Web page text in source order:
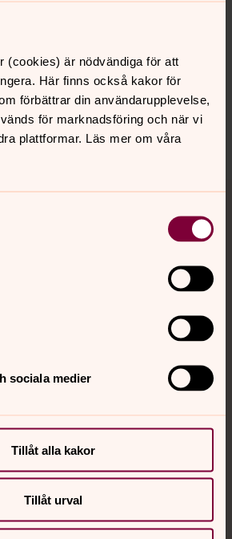
(cookies) är nödvändiga för att
Här finns också kakor för
förbättrar din användarupplevelse,
för marknadsföring och när vi
plattformar. Läs mer om våra
sociala medier
Tillåt alla kakor
Tillåt urval
frågor på sidans